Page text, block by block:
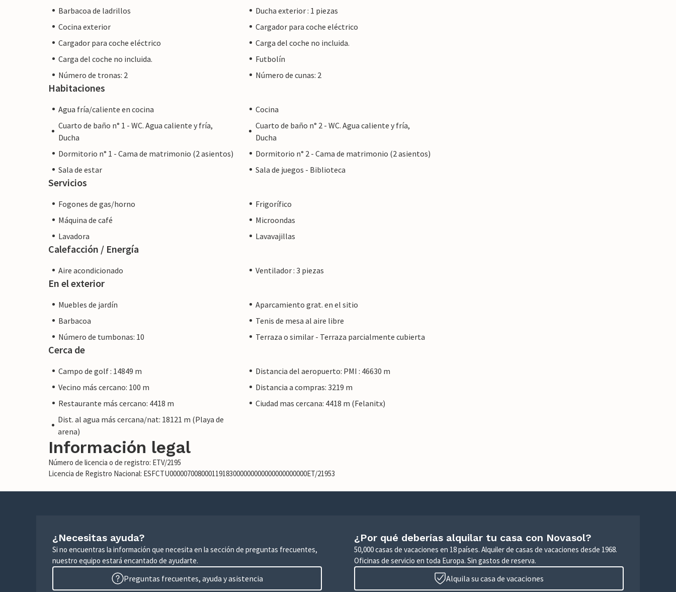
Barbacoa de ladrillos
Ducha exterior : 1 piezas
Cocina exterior
Cargador para coche eléctrico
Cargador para coche eléctrico
Carga del coche no incluida.
Carga del coche no incluida.
Futbolín
Número de tronas: 2
Número de cunas: 2
Habitaciones
Agua fría/caliente en cocina
Cocina
Cuarto de baño n° 1 - WC. Agua caliente y fría,
Ducha
Cuarto de baño n° 2 - WC. Agua caliente y fría,
Ducha
Dormitorio n° 1 - Cama de matrimonio (2 asientos)
Dormitorio n° 2 - Cama de matrimonio (2 asientos)
Sala de estar
Sala de juegos - Biblioteca
Servicios
Fogones de gas/horno
Frigorífico
Máquina de café
Microondas
Lavadora
Lavavajillas
Calefacción / Energía
Aire acondicionado Ventilador : 3 piezas
En el exterior
Muebles de jardín
Aparcamiento grat. en el sitio
Barbacoa
Tenis de mesa al aire libre
Número de tumbonas: 10
Terraza o similar - Terraza parcialmente cubierta
Cerca de
Campo de golf : 14849 m
Distancia del aeropuerto: PMI : 46630 m
Vecino más cercano: 100 m
Distancia a compras: 3219 m
Restaurante más cercano: 4418 m
Ciudad mas cercana: 4418 m (Felanitx)
Dist. al agua más cercana/nat: 18121 m (Playa de
arena)
Información legal
Número de licencia o de registro: ETV/2195
Licencia de Registro Nacional: ESFCTU000007008000119183000000000000000000000ET/21953
¿Necesitas ayuda?
Si no encuentras la información que necesita en la sección de preguntas frecuentes,
nuestro equipo estará encantado de ayudarte.
Preguntas frecuentes, ayuda y asistencia
¿Por qué deberías alquilar tu casa con Novasol?
50,000 casas de vacaciones en 18 países. Alquiler de casas de vacaciones desde 1968.
Oficinas de servicio en toda Europa. Sin gastos de reserva.
Alquila su casa de vacaciones